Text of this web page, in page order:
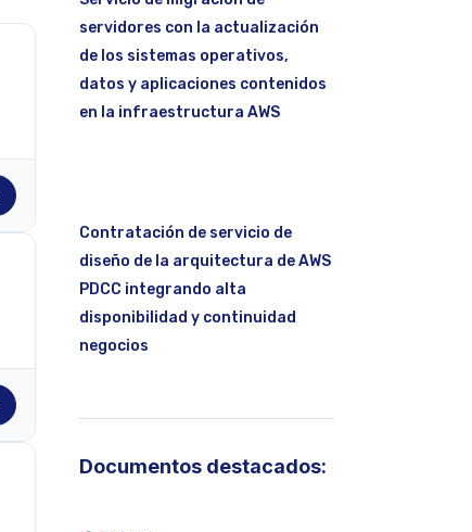
servidores con la actualización
de los sistemas operativos,
datos y aplicaciones contenidos
en la infraestructura AWS
Contratación de servicio de
diseño de la arquitectura de AWS
PDCC integrando alta
disponibilidad y continuidad
negocios
Documentos destacados: